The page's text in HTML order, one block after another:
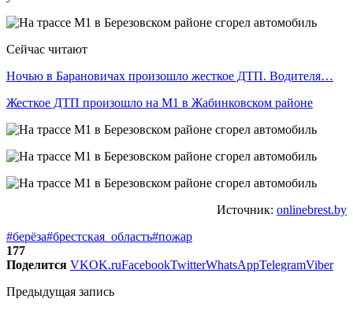
Сейчас читают
Ночью в Барановичах произошло жесткое ДТП. Водителя…
Жесткое ДТП произошло на М1 в Жабинковском районе
Источник: onlinebrest.by
#берёза#брестская_область#пожар
177
Поделится VKOK.ruFacebookTwitterWhatsAppTelegramViber
Предыдущая запись